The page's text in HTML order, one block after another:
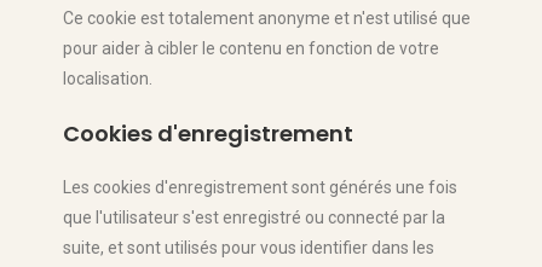
Ce cookie est totalement anonyme et n'est utilisé que
pour aider à cibler le contenu en fonction de votre
localisation.
Cookies d'enregistrement
Les cookies d'enregistrement sont générés une fois
que l'utilisateur s'est enregistré ou connecté par la
suite, et sont utilisés pour vous identifier dans les